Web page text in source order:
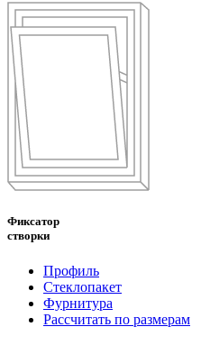
Фиксатор
створки
Профиль
Стеклопакет
Фурнитура
Рассчитать по размерам